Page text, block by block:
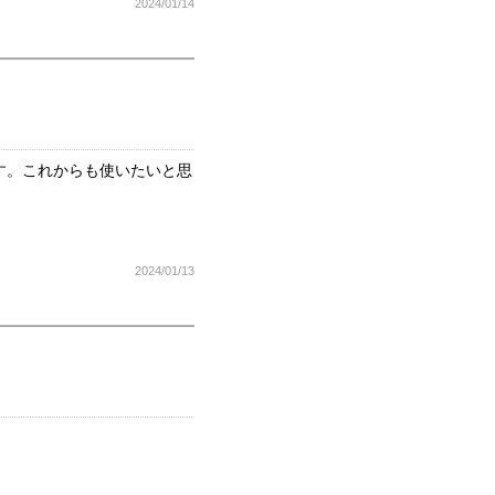
2024/01/14
これからも使いたいと思
2024/01/13